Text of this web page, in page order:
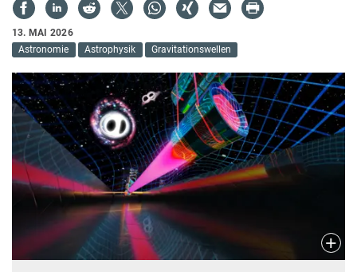
13. MAI 2026
Astronomie
Astrophysik Gravitationswellen